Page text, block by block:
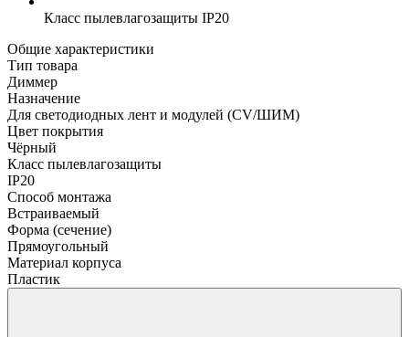
Класс пылевлагозащиты IP20
Общие характеристики
Тип товара
Диммер
Назначение
Для светодиодных лент и модулей (CV/ШИМ)
Цвет покрытия
Чёрный
Класс пылевлагозащиты
IP20
Способ монтажа
Встраиваемый
Форма (сечение)
Прямоугольный
Материал корпуса
Пластик